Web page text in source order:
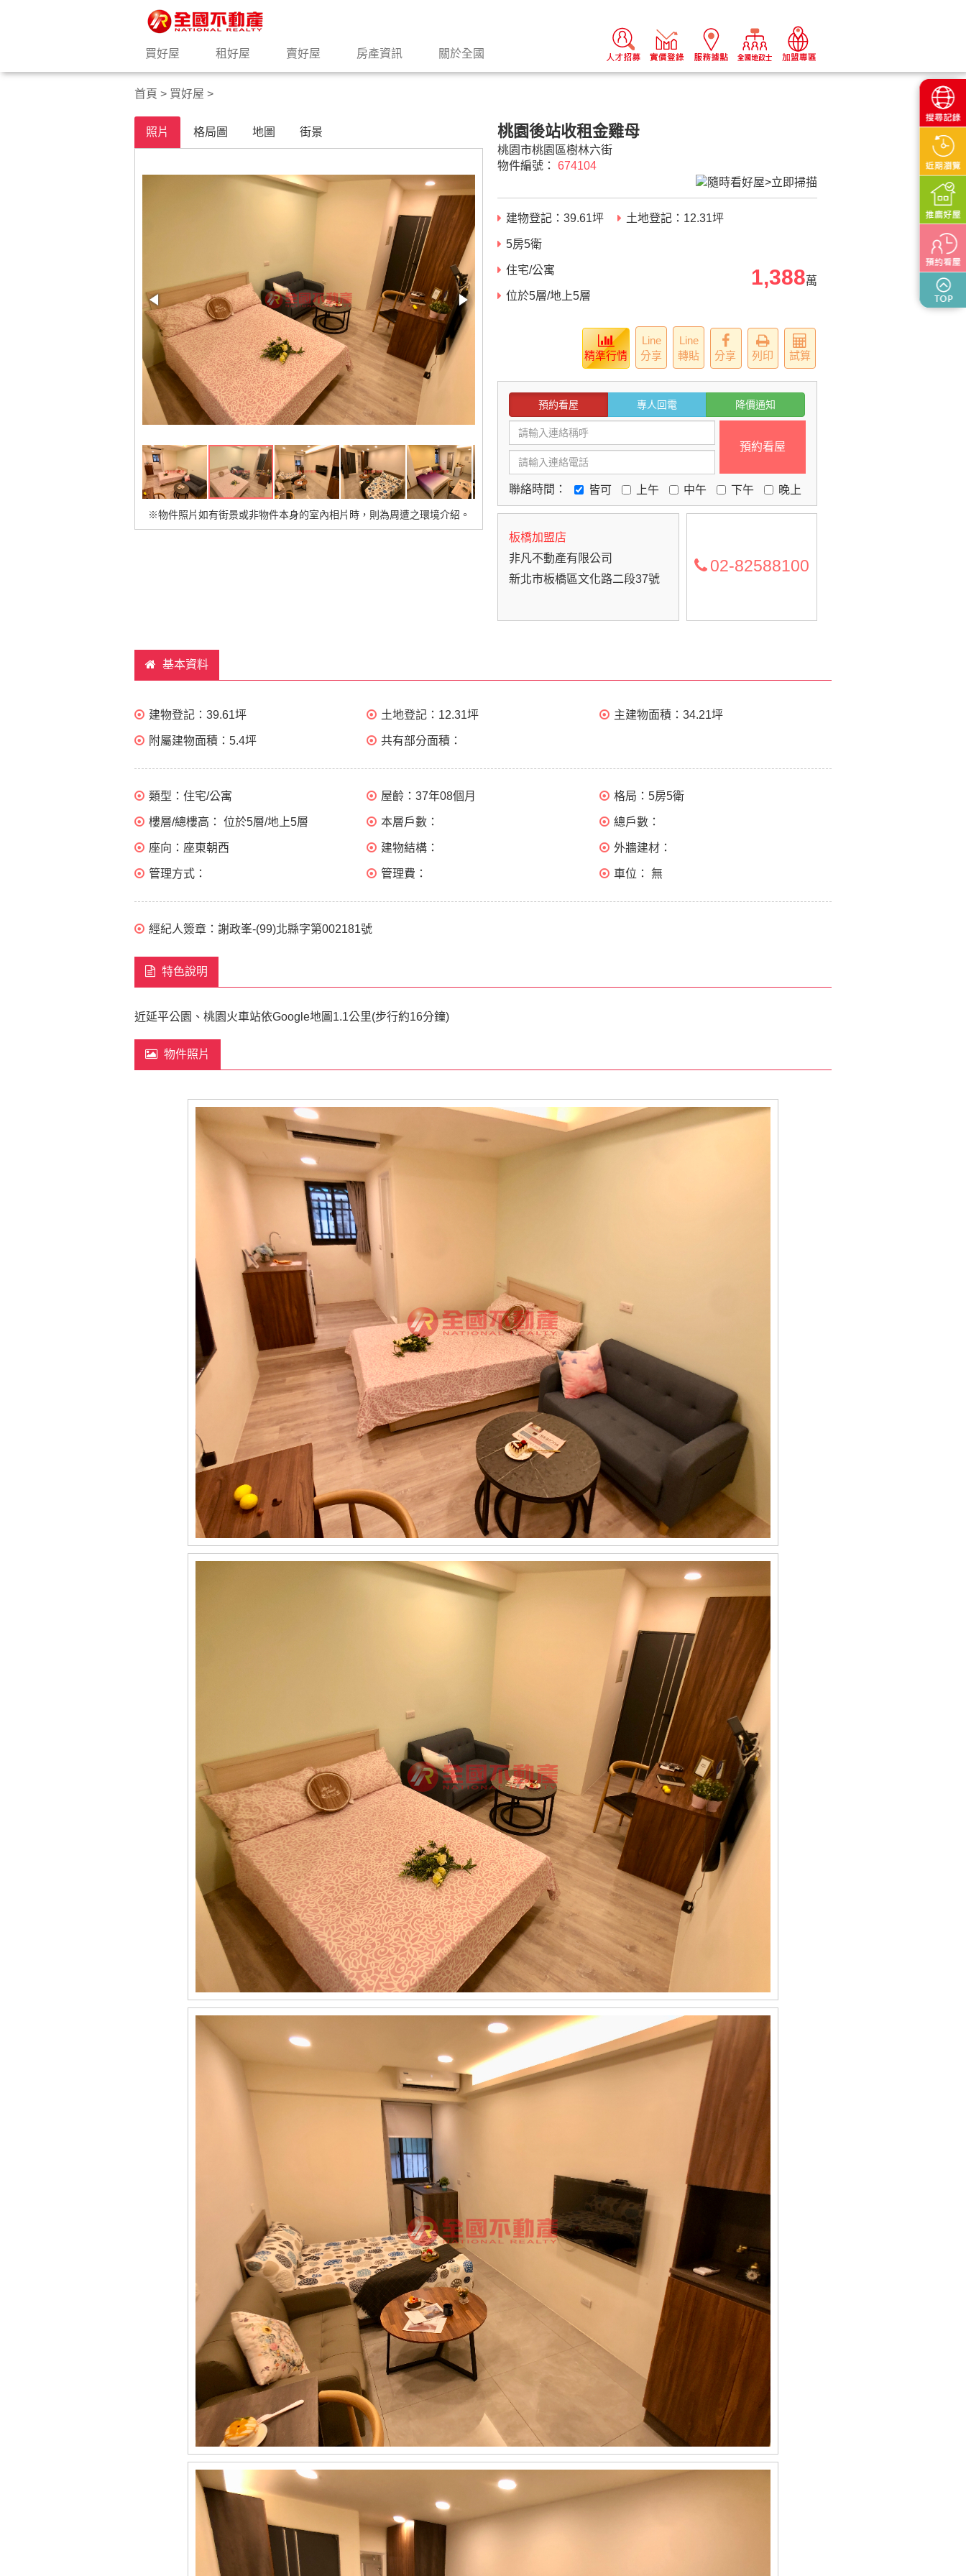
買好屋 租好屋 賣好屋 房產資訊 關於全國
首頁 > 買好屋 >
照片 格局圖 地圖 街景
※物件照片如有街景或非物件本身的室內相片時，則為周遭之環境介紹。
桃園後站收租金雞母
桃園市桃園區樹林六街
物件編號： 674104
建物登記： 39.61坪 土地登記： 12.31坪
5房5衛
住宅/公寓
位於5層/地上5層
1,388萬
精準行情
Line
分享
Line
轉貼
分享 列印 試算
預約看屋 專人回電 降價通知
預約看屋
聯絡時間： 皆可 上午 中午 下午 晚上
板橋加盟店
非凡不動產有限公司
新北市板橋區文化路二段37號
02-82588100
基本資料
建物登記： 39.61坪 土地登記： 12.31坪 主建物面積： 34.21坪
附屬建物面積： 5.4坪 共有部分面積：
類型： 住宅/公寓 屋齡：37年08個月 格局： 5房5衛
樓層/總樓高： 位於5層/地上5層 本層戶數： 總戶數：
座向： 座東朝西 建物結構： 外牆建材：
管理方式： 管理費： 車位： 無
經紀人簽章： 謝政峯-(99)北縣字第002181號
特色說明
近延平公園、桃園火車站依Google地圖1.1公里(步行約16分鐘)
物件照片